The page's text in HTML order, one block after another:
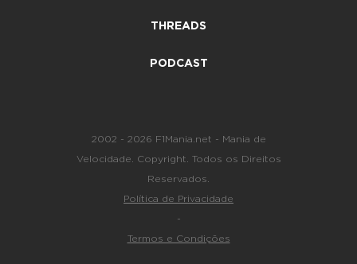
THREADS
PODCAST
2002 - 2026 F1Mania.net - Mania de
Velocidade. Copyright. Todos os Direitos
Reservados.
Política de Privacidade
-
Termos e Condições